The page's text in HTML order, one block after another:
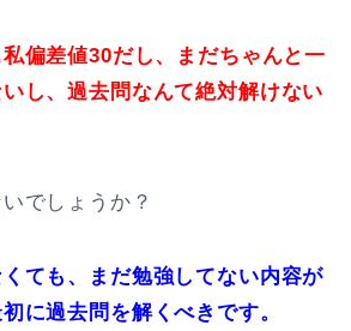
私偏差値30だし、まだちゃんと一
し、過去問なんて絶対解けない
でしょうか？
ても、まだ勉強してない内容が
に過去問を解くべきです。